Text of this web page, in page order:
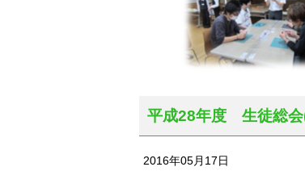
平成28年度 生徒総会
2016年05月17日